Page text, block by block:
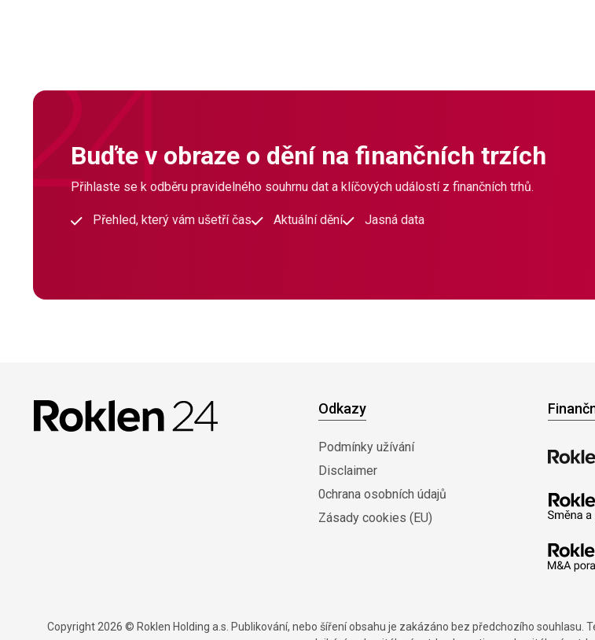
Buďte v obraze o dění na finančních trzích
Přihlaste se k odběru pravidelného souhrnu dat a klíčových událostí z finančních trhů.
Přehled, který vám ušetří čas Aktuální dění Jasná data
Odkazy
Podmínky užívání
Disclaimer
0chrana osobních údajů
Zásady cookies (EU)
Copyright 2026 © Roklen Holding a.s. Publikování, nebo šíření obsahu je zakázáno bez předchozího